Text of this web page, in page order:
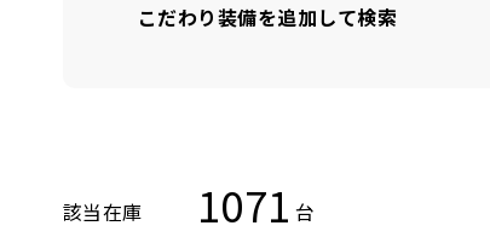
こだわり装備を追加して検索
該当在庫 1071 台